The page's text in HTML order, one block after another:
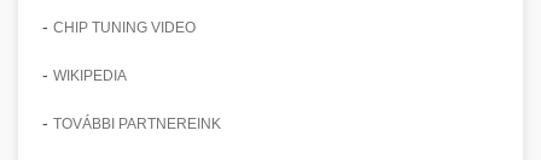
- CHIP TUNING VIDEO
- WIKIPEDIA
- TOVÁBBI PARTNEREINK